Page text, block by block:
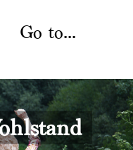
Go to...